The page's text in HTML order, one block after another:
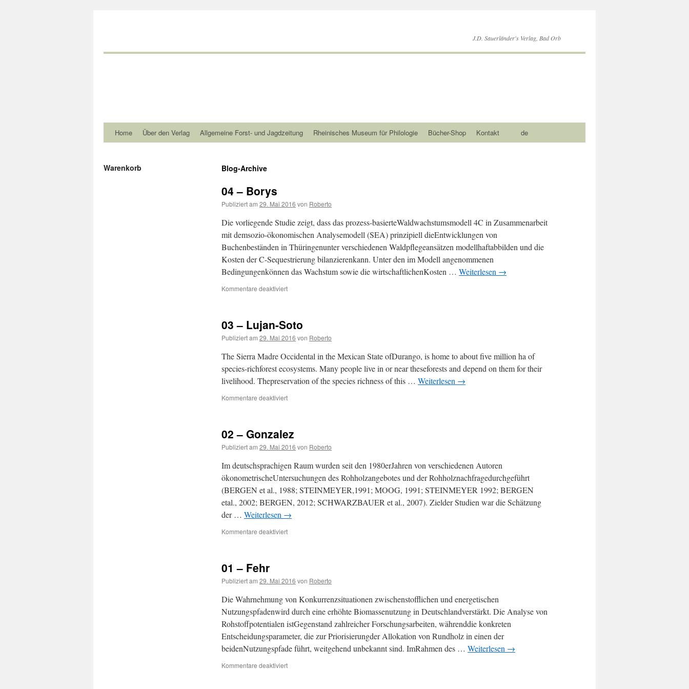
J.D. Sauerländer's Verlag, Bad Orb
Home Über den Verlag Allgemeine Forst- und Jagdzeitung Rheinisches Museum für Philologie Bücher-Shop Kontakt de
Blog-Archive
04 – Borys
Publiziert am 29. Mai 2016 von Roberto
Die vorliegende Studie zeigt, dass das prozess-basierteWaldwachstumsmodell 4C in Zusammenarbeit
mit demsozio-ökonomischen Analysemodell (SEA) prinzipiell dieEntwicklungen von
Buchenbeständen in Thüringenunter verschiedenen Waldpflegeansätzen modellhaftabbilden und die
Kosten der C-Sequestrierung bilanzierenkann. Unter den im Modell angenommenen
Bedingungenkönnen das Wachstum sowie die wirtschaftlichenKosten … Weiterlesen →
Kommentare deaktiviert
03 – Lujan-Soto
Publiziert am 29. Mai 2016 von Roberto
The Sierra Madre Occidental in the Mexican State ofDurango, is home to about five million ha of
species-richforest ecosystems. Many people live in or near theseforests and depend on them for their
livelihood. Thepreservation of the species richness of this … Weiterlesen →
Kommentare deaktiviert
02 – Gonzalez
Publiziert am 29. Mai 2016 von Roberto
Im deutschsprachigen Raum wurden seit den 1980erJahren von verschiedenen Autoren
ökonometrischeUntersuchungen des Rohholzangebotes und der Rohholznachfragedurchgeführt
(BERGEN et al., 1988; STEINMEYER,1991; MOOG, 1991; STEINMEYER 1992; BERGEN
etal., 2002; BERGEN, 2012; SCHWARZBAUER et al., 2007). Zielder Studien war die Schätzung
der … Weiterlesen →
Kommentare deaktiviert
01 – Fehr
Publiziert am 29. Mai 2016 von Roberto
Die Wahrnehmung von Konkurrenzsituationen zwischenstofflichen und energetischen
Nutzungspfadenwird durch eine erhöhte Biomassenutzung in Deutschlandverstärkt. Die Analyse von
Rohstoffpotentialen istGegenstand zahlreicher Forschungsarbeiten, währenddie konkreten
Entscheidungsparameter, die zur Priorisierungder Allokation von Rundholz in einen der
beidenNutzungspfade führt, weitgehend unbekannt sind. ImRahmen des … Weiterlesen →
Kommentare deaktiviert
Warenkorb